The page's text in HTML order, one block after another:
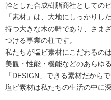
幹とした合成樹脂商社としての
「素材」は、大地にしっかりし
持つ大きな木の幹であり、さま
つける事業の柱です。
私たちが塩ビ素材にこだわるの
美観・性能・機能などのあらゆ
「DESIGN」できる素材だからで
塩ビ素材は私たちの生活の中に